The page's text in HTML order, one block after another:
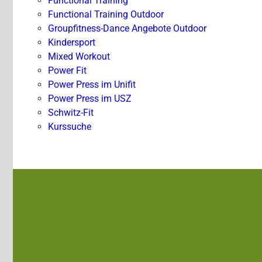
Functional Training Outdoor
Groupfitness-Dance Angebote Outdoor
Kindersport
Mixed Workout
Power Fit
Power Press im Unifit
Power Press im USZ
Schwitz-Fit
Kurssuche